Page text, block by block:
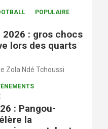
POPULAIRE
2026 : gros chocs
lors des quarts
Zola Ndé Tchoussi
: Pangou-
la